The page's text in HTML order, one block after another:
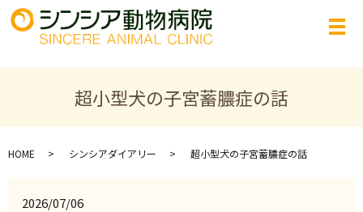
超小型犬の子宮蓄膿症の話
HOME シンシアダイアリー 超小型犬の子宮蓄膿症の話
2026/07/06